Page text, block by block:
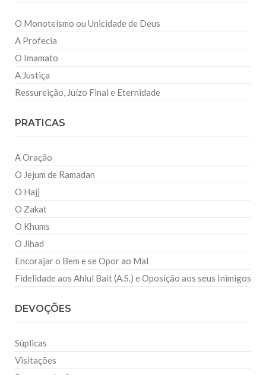
O Monoteísmo ou Unicidade de Deus
A Profecia
O Imamato
A Justiça
Ressureição, Juízo Final e Eternidade
PRATICAS
A Oração
O Jejum de Ramadan
O Hajj
O Zakat
O Khums
O Jihad
Encorajar o Bem e se Opor ao Mal
Fidelidade aos Ahlul Bait (A.S.) e Oposição aos seus Inimigos
DEVOÇÕES
Súplicas
Visitações